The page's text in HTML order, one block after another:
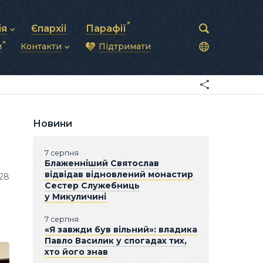
рада
та комунікації
Єпархії Парафії
Контакти
Синоди Єпископів
Патріарша курія
Підтримати
Новини
7 серпня
Блаженніший Святослав
відвідав відновлений монастир
Сестер Служебниць
у Микуличині
7 серпня
«Я завжди був вільний»: владика
Павло Василик у спогадах тих,
хто його знав